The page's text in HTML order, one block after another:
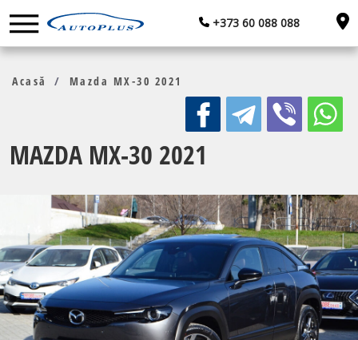
RU
+373 60 088 088
Acasă Mazda MX-30 2021
MAZDA MX-30 2021